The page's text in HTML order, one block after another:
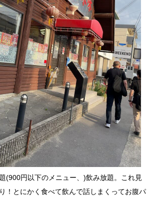
(900円以下のメニュー、)飲み放題。これ見
！とにかく食べて飲んで話しまくってお腹パ